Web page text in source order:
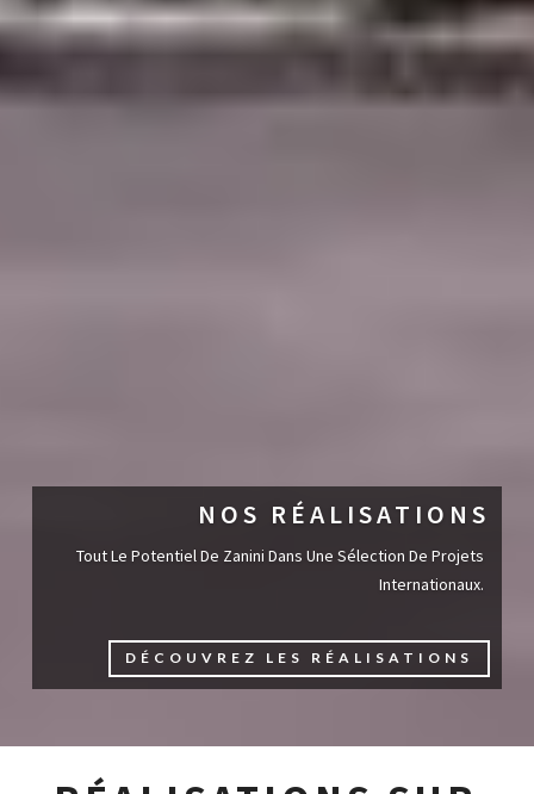
NOS RÉALISATIONS
Tout Le Potentiel De Zanini Dans Une Sélection De Projets
Internationaux.
DÉCOUVREZ LES RÉALISATIONS